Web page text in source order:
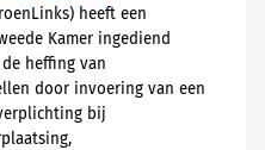
heeft een
Kamer ingediend
heffing van
door invoering van een
bij